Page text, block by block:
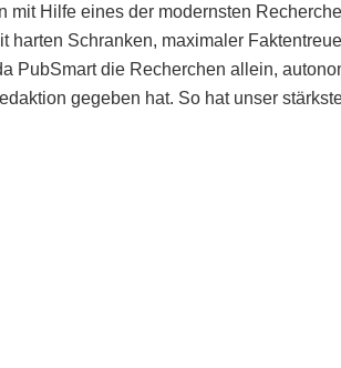
Hilfe eines der modernsten
harten Schranken, maximaler
PubSmart die Recherchen allein,
gegeben hat. So hat unser